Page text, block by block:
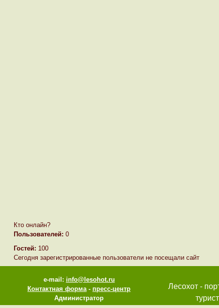
Кто онлайн?
Пользователей: 0
Гостей: 100
Сегодня зарегистрированные пользователи не посещали сайт
e-mail: info@lesohot.ru
Контактная форма-пресс-центр
Администратор
Лесохот -